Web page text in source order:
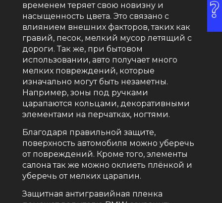
временем теряет свою новизну и
насыщенность цвета. Это связано с
влиянием внешних факторов, таких как
гравий, песок, мелкий мусор летящий с
дороги. Так же, при бытовом
использовании, авто получает много
мелких повреждений, которые
изначально могут быть незаметны.
Например, зоны под ручками
царапаются кольцами, декоративными
элементами на перчатках, ногтями.
Благодаря правильной защите,
поверхность автомобиля можно уберечь
от повреждений. Кроме того, элементы
салона так же можно оклиеть плёнкой и
уберечь от мелких царапин.
Защитная антигравийная пленка